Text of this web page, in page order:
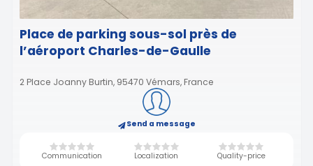
Place de parking sous-sol près de
l’aéroport Charles-de-Gaulle
2 Place Joanny Burtin, 95470 Vémars, France
Send a message
Communication Localization Quality-price